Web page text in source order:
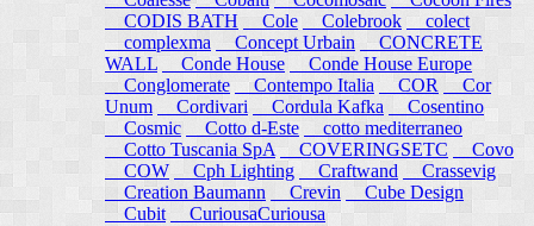
CODIS BATH
Cole Colebrook
colect
complexma
Concept Urbain
CONCRETE
WALL
Conde House
Conde House Europe
Conglomerate
Contempo Italia COR
Cor
Unum
Cordivari Cordula Kafka
Cosentino
Cosmic
Cotto d-Este
cotto mediterraneo
Cotto Tuscania SpA
COVERINGSETC
Covo
COW
Cph Lighting Craftwand
Crassevig
Creation Baumann
Crevin
Cube Design
Cubit
CuriousaCuriousa